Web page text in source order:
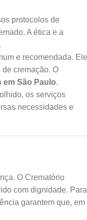
protocolos de
A ética e a
.
e recomendada. Ele
cremação. O
em São Paulo.
os serviços
necessidades e
O Crematório
com dignidade. Para
garantem que, em